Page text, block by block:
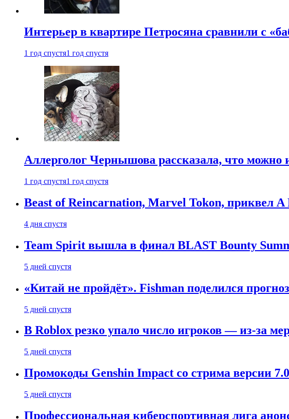
Интерьер в квартире Петросяна сравнили с
1 год спустя1 год спустя
Аллерголог Чернышова рассказала, что
1 год спустя1 год спустя
Beast of Reincarnation, Marvel Tokon, приквел A
4 дня спустя
Team Spirit вышла в финал BLAST Bounty
5 дней спустя
«Китай не пройдёт». Fishman поделился
5 дней спустя
В Roblox резко упало число игроков — из-за
5 дней спустя
Промокоды Genshin Impact со стрима версии
5 дней спустя
Профессиональная киберспортивная лига